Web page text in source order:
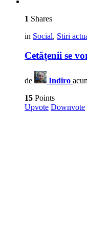
1 Shares
in Social, Stiri
Cetățenii se
de Indiro
15 Points
Upvote Downvote